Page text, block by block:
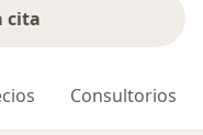
cita
Consultorios